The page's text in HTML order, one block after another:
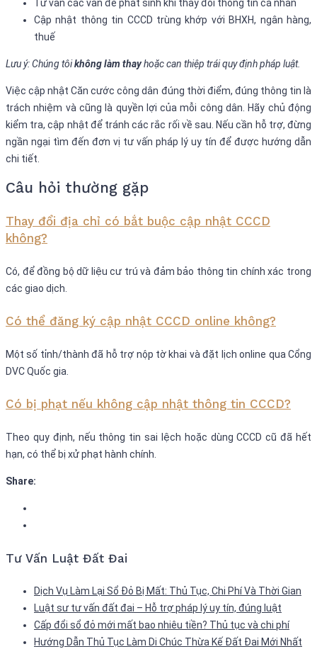
Tư vấn các vấn đề phát sinh khi thay đổi thông tin cá nhân
Cập nhật thông tin CCCD trùng khớp với BHXH, ngân hàng,
thuế
Lưu ý: Chúng tôikhông làm thayhoặc can thiệp trái quy định pháp luật.
Việc cập nhật Căn cước công dân đúng thời điểm, đúng thông tin là
trách nhiệm và cũng là quyền lợi của mỗi công dân. Hãy chủ động
kiểm tra, cập nhật để tránh các rắc rối về sau. Nếu cần hỗ trợ, đừng
ngần ngại tìm đến đơn vị tư vấn pháp lý uy tín để được hướng dẫn
chi tiết.
Câu hỏi thường gặp
Thay đổi địa chỉ có bắt buộc cập nhật CCCD
không?
Có, để đồng bộ dữ liệu cư trú và đảm bảo thông tin chính xác trong
các giao dịch.
Có thể đăng ký cập nhật CCCD online không?
Một số tỉnh/thành đã hỗ trợ nộp tờ khai và đặt lịch online qua Cổng
DVC Quốc gia.
Có bị phạt nếu không cập nhật thông tin CCCD?
Theo quy định, nếu thông tin sai lệch hoặc dùng CCCD cũ đã hết
hạn, có thể bị xử phạt hành chính.
Share:
Tư Vấn Luật Đất Đai
Dịch Vụ Làm Lại Sổ Đỏ Bị Mất: Thủ Tục, Chi Phí Và Thời Gian
Luật sư tư vấn đất đai – Hỗ trợ pháp lý uy tín, đúng luật
Cấp đổi sổ đỏ mới mất bao nhiêu tiền? Thủ tục và chi phí
Hướng Dẫn Thủ Tục Làm Di Chúc Thừa Kế Đất Đai Mới Nhất